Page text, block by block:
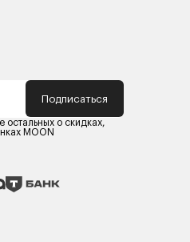
Подписаться
остальных о скидках,
MOON